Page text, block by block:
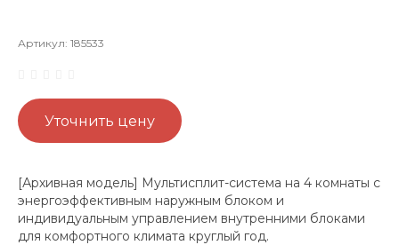
Артикул: 185533
Уточнить цену
[Архивная модель] Мультисплит-система на 4 комнаты с
энергоэффективным наружным блоком и
индивидуальным управлением внутренними блоками
для комфортного климата круглый год.